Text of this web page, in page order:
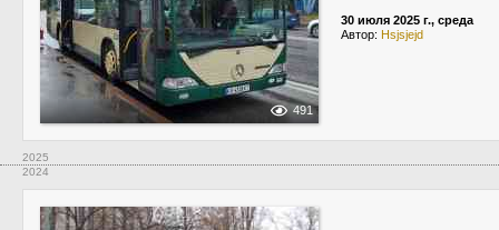
491
30 июля 2025 г., среда
Автор: Hsjsjejd
2025
2024